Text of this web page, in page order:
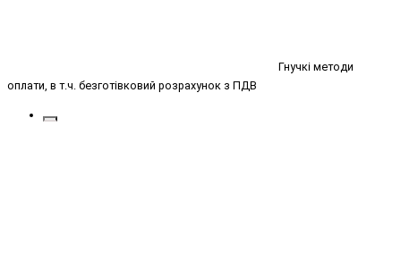
Гнучкі методи
оплати, в т.ч. безготівковий розрахунок з ПДВ